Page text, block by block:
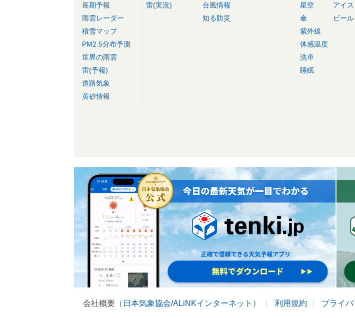
長期予報
雨雲レーダー
積雪マップ
PM2.5分布予測
世界の雨雲
雷(予報)
道路気象
黄砂情報
雷(実況)
台風情報
知る防災
星空
傘
紫外線
体感温度
洗車
睡眠
アイス
ビール
会社概要（ 日本気象協会/ALiNKインターネット ） 利用規約 プライ